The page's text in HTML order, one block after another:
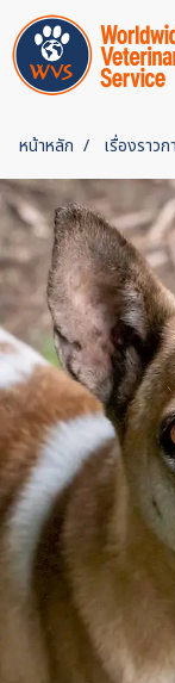
หน้าหลัก เรื่องราว